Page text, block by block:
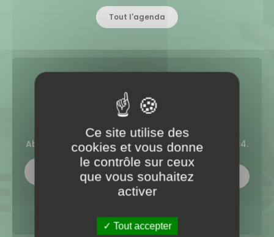
Tout l'agenda
NOTRENEWSLETTER
Abonnez-vous à la lettre d'information du CDG14.
Ce site utilise des
cookies et vous donne
le contrôle sur ceux
que vous souhaitez
activer
Tout accepter